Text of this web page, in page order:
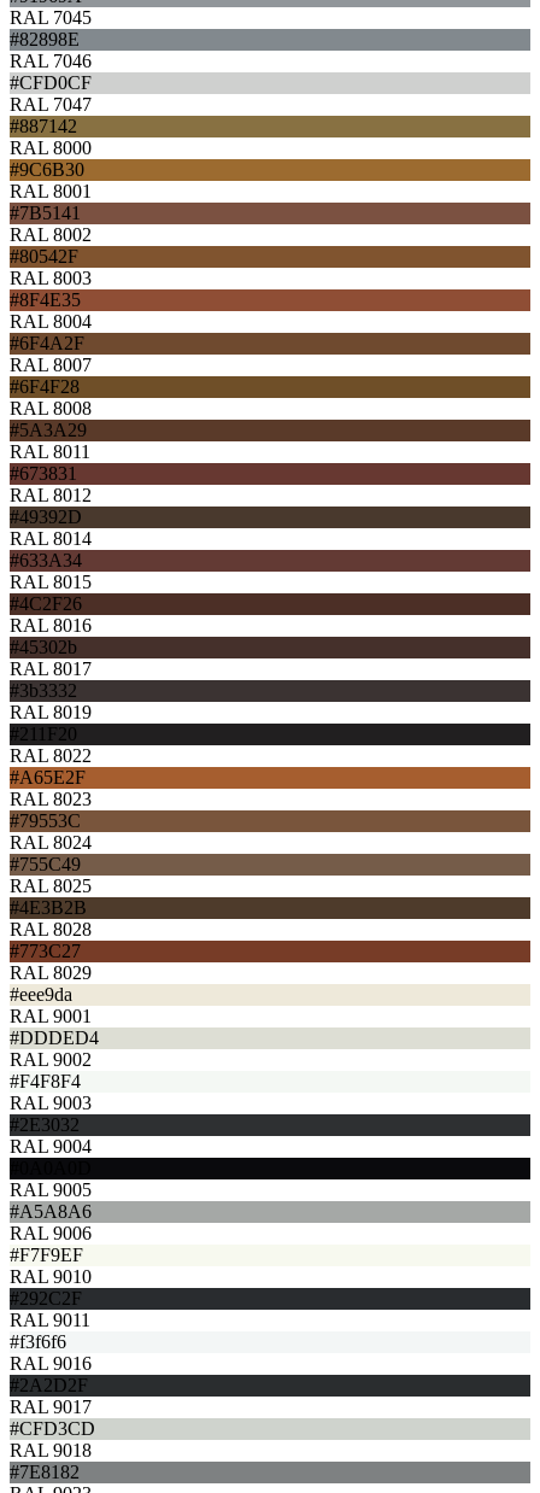
RAL 7045
#82898E
RAL 7046
#CFD0CF
RAL 7047
#887142
RAL 8000
#9C6B30
RAL 8001
#7B5141
RAL 8002
#80542F
RAL 8003
#8F4E35
RAL 8004
#6F4A2F
RAL 8007
#6F4F28
RAL 8008
#5A3A29
RAL 8011
#673831
RAL 8012
#49392D
RAL 8014
#633A34
RAL 8015
#4C2F26
RAL 8016
#45302b
RAL 8017
#3b3332
RAL 8019
#211F20
RAL 8022
#A65E2F
RAL 8023
#79553C
RAL 8024
#755C49
RAL 8025
#4E3B2B
RAL 8028
#773C27
RAL 8029
#eee9da
RAL 9001
#DDDED4
RAL 9002
#F4F8F4
RAL 9003
#2E3032
RAL 9004
RAL 9005
#A5A8A6
RAL 9006
#F7F9EF
RAL 9010
#292C2F
RAL 9011
#f3f6f6
RAL 9016
#2A2D2F
RAL 9017
#CFD3CD
RAL 9018
#7E8182